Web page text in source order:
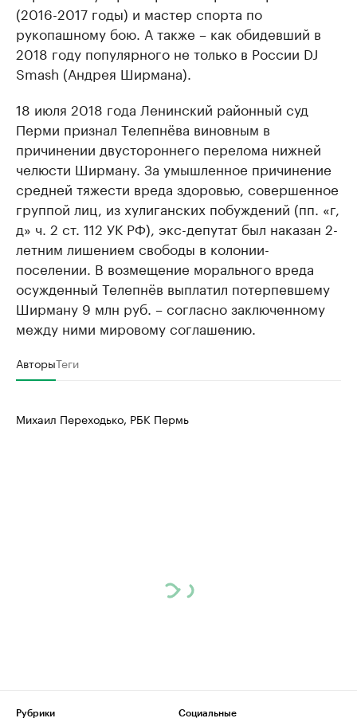
(2016-2017 годы) и мастер спорта по
рукопашному бою. А также – как обидевший в
2018 году популярного не только в России DJ
Smash (Андрея Ширмана).
18 июля 2018 года Ленинский районный суд
Перми признал Телепнёва виновным в
причинении двустороннего перелома нижней
челюсти Ширману. За умышленное причинение
средней тяжести вреда здоровью, совершенное
группой лиц, из хулиганских побуждений (пп. «г,
д» ч. 2 ст. 112 УК РФ), экс-депутат был наказан 2-
летним лишением свободы в колонии-
поселении. В возмещение морального вреда
осужденный Телепнёв выплатил потерпевшему
Ширману 9 млн руб. – согласно заключенному
между ними мировому соглашению.
АвторыТеги
Михаил Переходько, РБК Пермь
Рубрики
Социальные